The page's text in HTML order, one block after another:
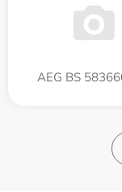
AEG BS